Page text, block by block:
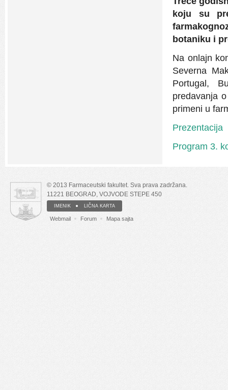
koju su
botaniku i
Na onlajn
Severna
Portugal,
predavanja
primeni u
Prezentacija
Program 3.
© 2013 Farmaceutski fakultet. Sva prava zadržana.
11221 BEOGRAD, VOJVODE STEPE 450
IMENIK LIČNA KARTA
Webmail Forum Mapa sajta